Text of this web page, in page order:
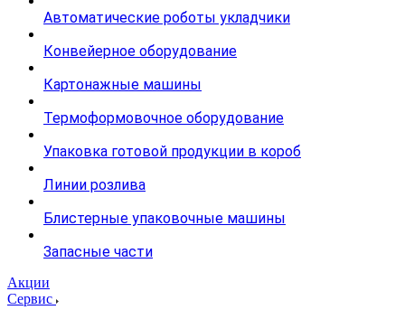
Автоматические роботы укладчики
Конвейерное оборудование
Картонажные машины
Термоформовочное оборудование
Упаковка готовой продукции в короб
Линии розлива
Блистерные упаковочные машины
Запасные части
Акции
Сервис